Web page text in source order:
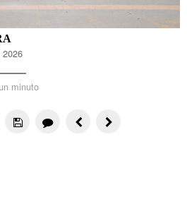
minuto